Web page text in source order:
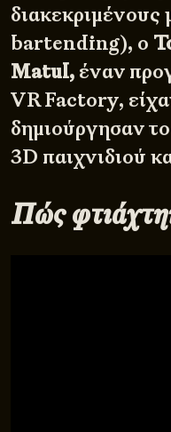
bartending), ο
Matul, έναν
VR Factory,
δημιούργησαν το
3D παιχνιδιού
Πώς